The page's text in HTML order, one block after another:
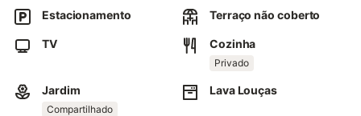
terraço aberto e churrasqueira.
A propriedade encontra-se próxima da praia.
propriedade, bem como estacionamento gratuito na rua.
Animais de estimação, fumar e celebrar eventos não são
Estacionamento Terraço não coberto
TV Cozinha
Privado
Jardim
Compartilhado
Lava Louças